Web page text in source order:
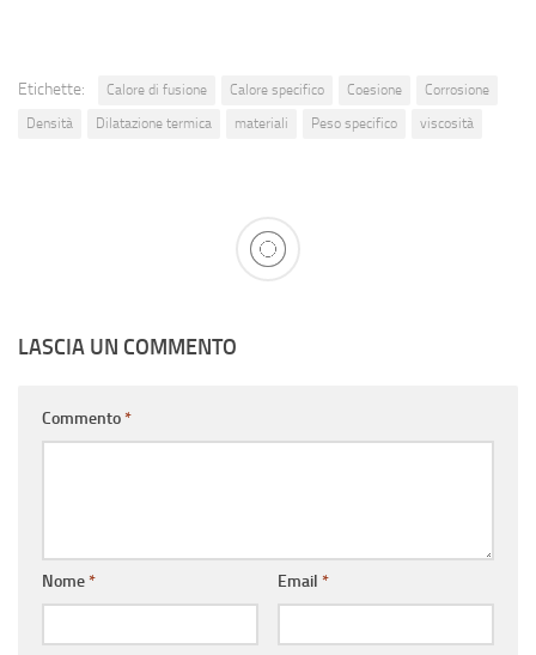
Etichette: Calore di fusione Calore specifico Coesione
Corrosione
Densità
Dilatazione termica materiali Peso specifico viscosità
LASCIA UN COMMENTO
Commento*
Nome* Email *